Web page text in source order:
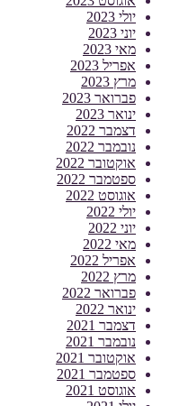
יולי 2023
יוני 2023
מאי 2023
אפריל 2023
מרץ 2023
פברואר 2023
ינואר 2023
דצמבר 2022
נובמבר 2022
אוקטובר 2022
ספטמבר 2022
אוגוסט 2022
יולי 2022
יוני 2022
מאי 2022
אפריל 2022
מרץ 2022
פברואר 2022
ינואר 2022
דצמבר 2021
נובמבר 2021
אוקטובר 2021
ספטמבר 2021
אוגוסט 2021